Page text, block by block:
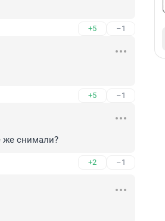
+5 –1
+5 –1
же снимали?
+2 –1